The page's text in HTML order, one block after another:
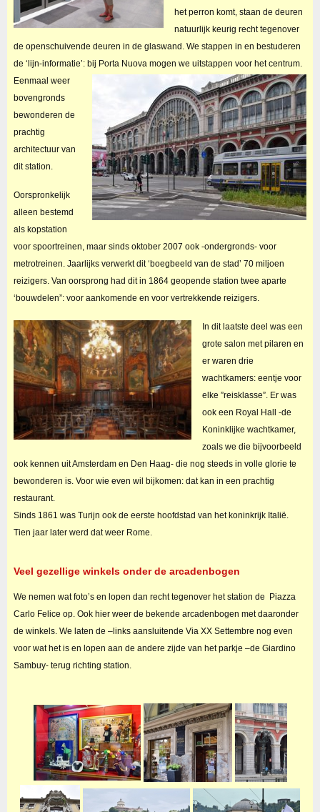
het perron komt, staan de deuren
natuurlijk keurig recht tegenover
de openschuivende deuren in de glaswand. We stappen in en bestuderen
de ‘lijn-informatie’: bij Porta Nuova mogen we uitstappen voor het centrum.
Eenmaal weer
bovengronds
bewonderen de
prachtig
architectuur van
dit station.
Oorspronkelijk
alleen bestemd
als kopstation
voor spoortreinen, maar sinds oktober 2007 ook -ondergronds- voor
metrotreinen. Jaarlijks verwerkt dit ‘boegbeeld van de stad’ 70 miljoen
reizigers. Van oorsprong had dit in 1864 geopende station twee aparte
‘bouwdelen”: voor aankomende en voor vertrekkende reizigers.
In dit laatste deel was een
grote salon met pilaren en
er waren drie
wachtkamers: eentje voor
elke ”reisklasse”. Er was
ook een Royal Hall -de
Koninklijke wachtkamer,
zoals we die bijvoorbeeld
ook kennen uit Amsterdam en Den Haag- die nog steeds in volle glorie te
bewonderen is. Voor wie even wil bijkomen: dat kan in een prachtig
restaurant.
Sinds 1861 was Turijn ook de eerste hoofdstad van het koninkrijk Italië.
Tien jaar later werd dat weer Rome.
Veel gezellige winkels onder de arcadenbogen
We nemen wat foto’s en lopen dan recht tegenover het station de Piazza
Carlo Felice op. Ook hier weer de bekende arcadenbogen met daaronder
de winkels. We laten de –links aansluitende Via XX Settembre nog even
voor wat het is en lopen aan de andere zijde van het parkje –de Giardino
Sambuy- terug richting station.